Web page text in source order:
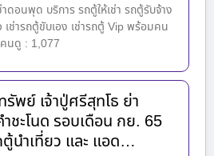
าดอนพุด บริการ รถตู้ให้เช่า รถตู้รับจ้าง
เช่ารถตู้ขับเอง เช่ารถตู้ Vip พร้อมคน
นดู : 1,077
พย์ เจ้าปู่ศรีสุทโธ ย่า
ะโนด รอบเดือน กย. 65
นำเที่ยว และ แอด…